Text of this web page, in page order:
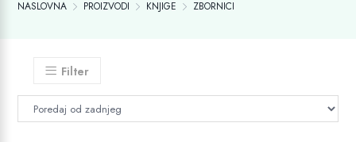
NASLOVNA PROIZVODI KNJIGE ZBORNICI
Filter